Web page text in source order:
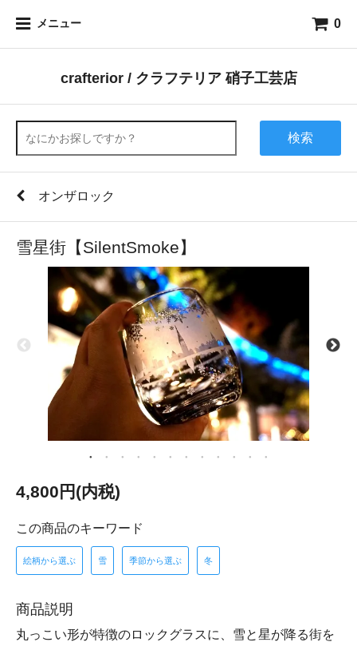
メニュー 0
crafterior / クラフテリア 硝子工芸店
検索
オンザロック
雪星街【SilentSmoke】
4,800円(内税)
この商品のキーワード
絵柄から選ぶ 雪 季節から選ぶ 冬
商品説明
丸っこい形が特徴のロックグラスに、雪と星が降る街を